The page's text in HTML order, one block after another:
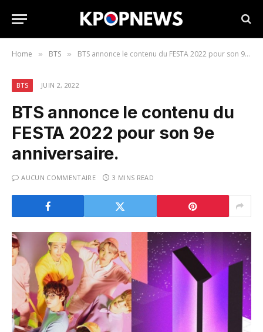
Home » BTS » BTS annonce le contenu du FESTA 2022 pour son 9e anniversaire.
BTS JUIN 2, 2022
BTS annonce le contenu du
FESTA 2022 pour son 9e
anniversaire.
AUCUN COMMENTAIRE 3 MINS READ